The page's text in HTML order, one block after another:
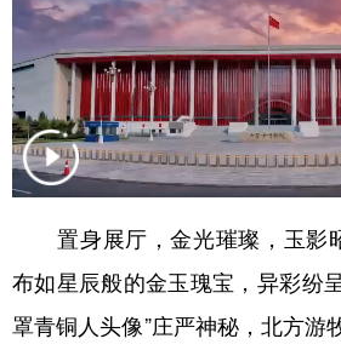
置身展厅，金光璀璨，玉影
布如星辰般的金玉瑰宝，异彩纷
罩青铜人头像”庄严神秘，北方游